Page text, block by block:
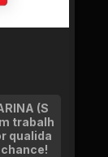
(S
trabalh
qualida